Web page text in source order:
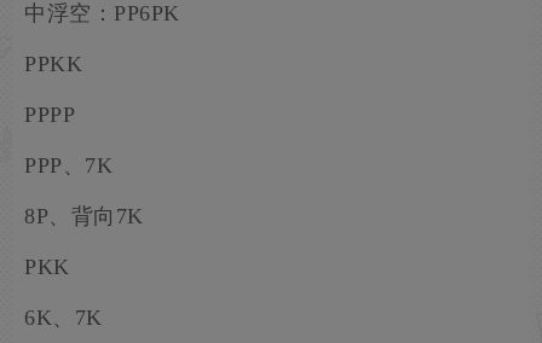
中浮空：PP6PK
PPKK
PPPP
PPP、7K
8P、背向7K
PKK
6K、7K